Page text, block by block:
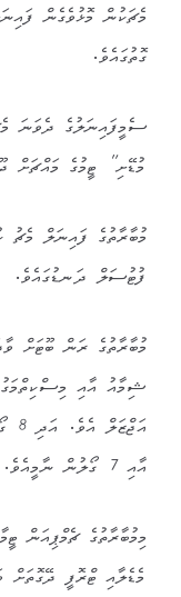
މެޗަކުން މޮޅުވެގެން
ގޮތުގައެވެ.
ސެމީފައިނަލުގެ ދެވަނަ
މުޑޭށި” ޓީމުގެ މައްޗަށް
ފުޓުސަލް ދަނޑުގައެވެ.
ޝިމާއު އާއި
އާއި 7 ގޯލުން ނާމީއެވެ.
މިމުބާރާތުގެ ޗެމްޕިއަން
މެޑެލާއި ޓްރޮފީ ދޭގޮތަށް